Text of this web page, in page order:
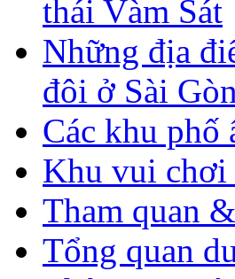
thái Vàm Sát
Những địa
đôi ở Sài Gòn
Các khu phố
Khu vui
Tham quan
Tổng quan